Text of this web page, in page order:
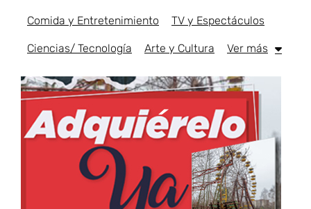
Comida y Entretenimiento TV y Espectáculos
Ciencias/ Tecnología Arte y Cultura Ver más